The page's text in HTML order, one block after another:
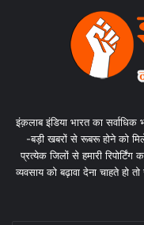
इंक़लाब इंडिया भारत का
-बड़ी खबरों से रूबरू होने को
प्रत्येक जिलों से हमारी
व्यवसाय को बढ़ावा देना चाहते हो